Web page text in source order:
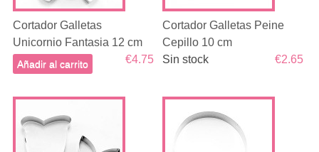
Cortador Galletas
Unicornio Fantasia 12 cm
€4.75
Añadir al carrito
Cortador Galletas Peine
Cepillo 10 cm
€2.65
Sin stock